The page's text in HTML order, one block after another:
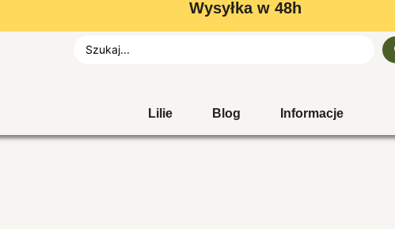
Wysyłka w 48h
Lilie Blog Informacje